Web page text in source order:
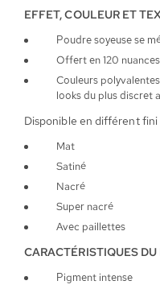
EFFET, COULEUR ET
Poudre soyeuse se
Offert en 120
Couleurs
looks du plus discret
Disponible en différent fini
Mat
Satiné
Nacré
Super nacré
Avec paillettes
CARACTÉRISTIQUES
Pigment intense